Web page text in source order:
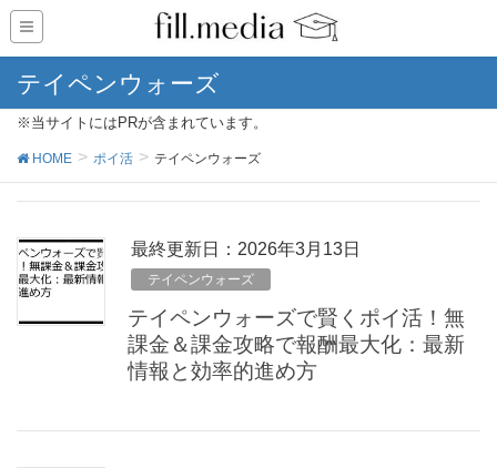
テイペンウォーズ
※当サイトにはPRが含まれています。
HOME ポイ活 テイペンウォーズ
最終更新日：2026年3月13日
テイペンウォーズ
テイペンウォーズで賢くポイ活！無
課金＆課金攻略で報酬最大化：最新
情報と効率的進め方